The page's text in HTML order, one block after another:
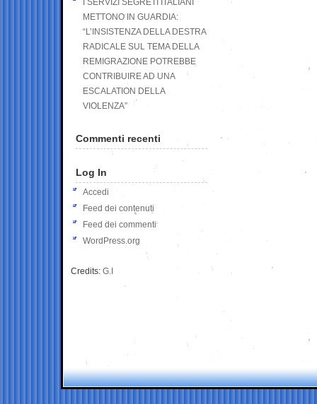
I SERVIZI SEGRETI ITALIANI
METTONO IN GUARDIA:
“L’INSISTENZA DELLA DESTRA
RADICALE SUL TEMA DELLA
REMIGRAZIONE POTREBBE
CONTRIBUIRE AD UNA
ESCALATION DELLA
VIOLENZA”
Commenti recenti
Log In
Accedi
Feed dei contenuti
Feed dei commenti
WordPress.org
Credits: G.I